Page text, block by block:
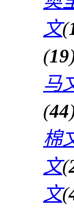
文(
(19
马
(44
棉
文(
文(